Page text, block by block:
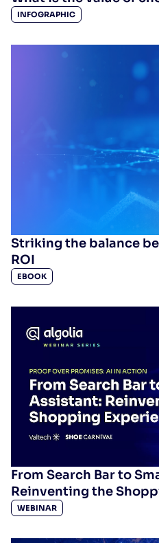
INFOGRAPHIC
Striking the balance
ROI
EBOOK
From Search Bar to
Reinventing the
WEBINAR